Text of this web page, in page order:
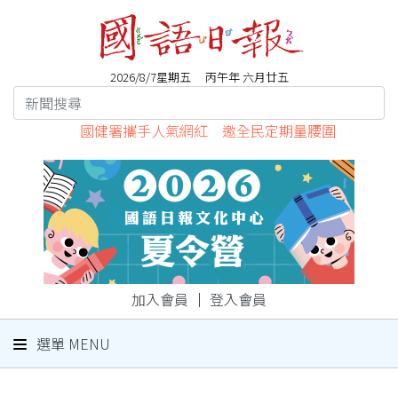
2026/8/7星期五 丙午年 六月廿五
國健署攜手人氣網紅 邀全民定期量腰圍
加入會員 ｜ 登入會員
選單 MENU